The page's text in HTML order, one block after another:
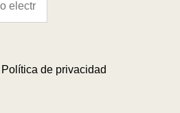
Política de privacidad